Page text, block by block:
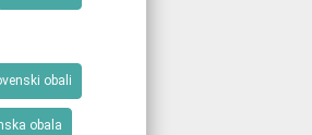
obali
obala